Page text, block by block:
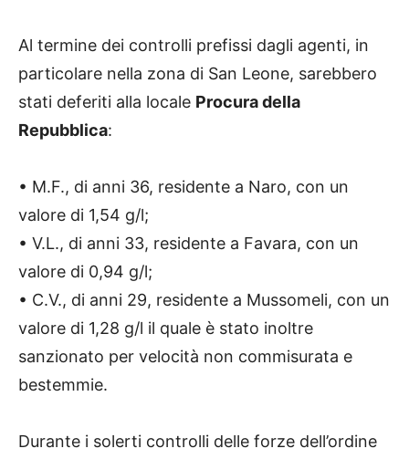
Al termine dei controlli prefissi dagli agenti, in
particolare nella zona di San Leone, sarebbero
stati deferiti alla locale Procura della
Repubblica:
• M.F., di anni 36, residente a Naro, con un
valore di 1,54 g/l;
• V.L., di anni 33, residente a Favara, con un
valore di 0,94 g/l;
• C.V., di anni 29, residente a Mussomeli, con un
valore di 1,28 g/l il quale è stato inoltre
sanzionato per velocità non commisurata e
bestemmie.
Durante i solerti controlli delle forze dell’ordine